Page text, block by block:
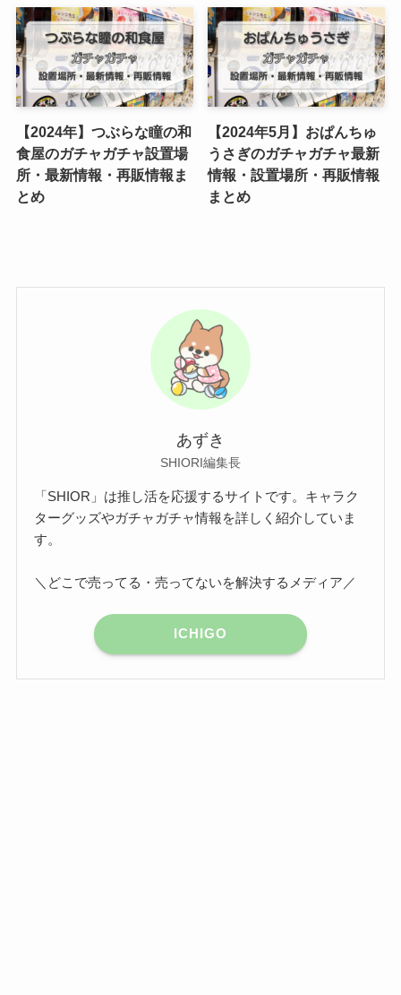
【2024年】つぶらな瞳の和
食屋のガチャガチャ設置場
所・最新情報・再販情報ま
とめ
【2024年5月】おぱんちゅ
うさぎのガチャガチャ最新
情報・設置場所・再販情報
まとめ
あずき
SHIORI編集長
「SHIOR」は推し活を応援するサイトです。キャラク
ターグッズやガチャガチャ情報を詳しく紹介していま
す。
＼どこで売ってる・売ってないを解決するメディア／
ICHIGO